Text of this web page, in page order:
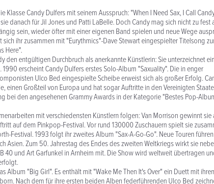
Klasse Candy Dulfers mit seinem Ausspruch: "When I Need Sax, I Call
danach für Jil Jones und Patti LaBelle. Doch Candy mag sich nicht zu fest
sein, wieder öfter mit einer eigenen Band spielen und neue Wege
ihr zusammen mit "Eurythmics"-Dave Stewart eingespielter Titelsong
Here".
den entgültigen Durchbruch als anerkannte Künstlerin: Sie unterzeichnet
erscheint Candy Dulfers erstes Solo-Album "Saxuality". Die in enger
Ulco Bed eingespielte Scheibe erweist sich als großer Erfolg.
einen Großteil von Europa und hat sogar Auftritte in den Vereinigten
bei den angesehenen Grammy Awards in der Kategorie "Bestes Pop-
mit verschiedensten Künstlern folgen: Van Morrison gewinnt sie
auf dem Pinkpop-Festival. Vor rund 130000 Zuschauern spielt sie
Festival. 1993 folgt ihr zweites Album "Sax-A-Go-Go". Neue Touren
Asien. Zum 50. Jahrestag des Endes des zweiten Weltkriegs wirkt sie
40 und Art Garfunkel in Arnheim mit. Die Show wird weltweit übertragen
Album "Big Girl". Es enthält mit "Wake Me Then It's Over" ein Duett mit
Nach dem für ihre ersten beiden Alben federführenden Ulco Bed